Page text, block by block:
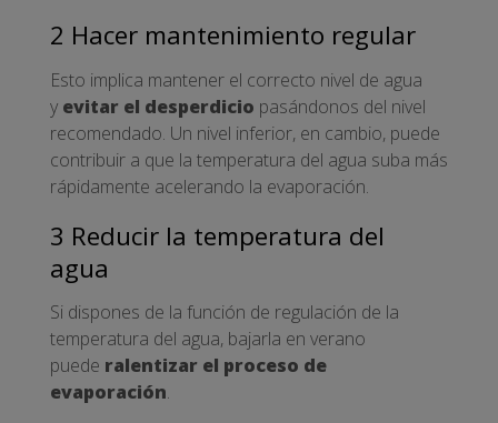
2 Hacer mantenimiento regular
Esto implica mantener el correcto nivel de agua
y evitar el desperdicio pasándonos del nivel
recomendado. Un nivel inferior, en cambio, puede
contribuir a que la temperatura del agua suba más
rápidamente acelerando la evaporación.
3 Reducir la temperatura del
agua
Si dispones de la función de regulación de la
temperatura del agua, bajarla en verano
puede ralentizar el proceso de
evaporación.